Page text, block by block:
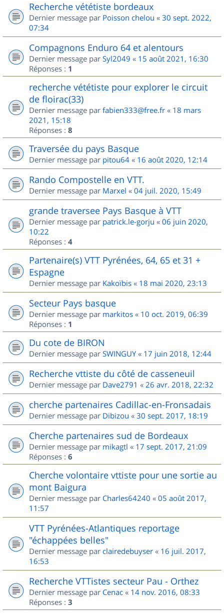
Recherche vététiste bordeaux
Dernier message par Poisson chelou « 30 sept. 2022,
07:34
Compagnons Enduro 64 et alentours
Dernier message par Syl2049 « 15 août 2021, 16:30
Réponses : 1
recherche vététiste pour explorer le circuit
de floirac(33)
Dernier message par fabien333@free.fr « 18 mars
2021, 15:18
Réponses : 8
Traversée du pays Basque
Dernier message par pitou64 « 16 août 2020, 12:14
Rando Compostelle en VTT.
Dernier message par Marxel « 04 juil. 2020, 15:49
grande traversee Pays Basque à VTT
Dernier message par patrick.le-gorju « 06 juin 2020,
10:22
Réponses : 4
Partenaire(s) VTT Pyrénées, 64, 65 et 31 +
Espagne
Dernier message par Kakoïbis « 18 mai 2020, 23:13
Secteur Pays basque
Dernier message par markitos « 10 oct. 2019, 06:39
Réponses : 1
Du cote de BIRON
Dernier message par SWINGUY« 17 juin 2018, 12:44
Recherche vttiste du côté de casseneuil
Dernier message par Dave2791 « 26 avr. 2018, 22:32
cherche partenaires Cadillac-en-Fronsadais
Dernier message par Dibizou « 30 sept. 2017, 18:19
Cherche partenaires sud de Bordeaux
Dernier message par mikagtl « 17 sept. 2017, 21:09
Réponses : 6
Cherche volontaire vttiste pour une sortie au
mont Baigura
Dernier message par Charles64240 « 05 août 2017,
11:57
VTT Pyrénées-Atlantiques reportage
"échappées belles"
Dernier message par clairedebuyser « 16 juil. 2017,
16:53
Recherche VTTistes secteur Pau - Orthez
Dernier message par Cenac « 14 nov. 2016, 08:33
Réponses : 3